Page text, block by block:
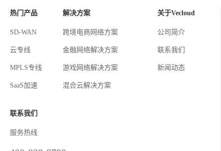
热门产品
SD-WAN
云专线
MPLS专线
SaaS加速
解决方案
跨境电商网络方案
金融网络解决方案
游戏网络解决方案
混合云解决方案
关于Vecloud
公司简介
联系我们
新闻动态
联系我们
服务热线